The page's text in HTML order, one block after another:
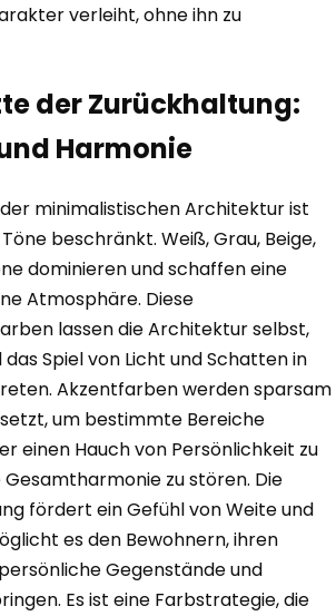
verleiht, ohne ihn zu
der Zurückhaltung:
Harmonie
minimalistischen Architektur ist
beschränkt. Weiß, Grau, Beige,
dominieren und schaffen eine
Atmosphäre. Diese
lassen die Architektur selbst,
Spiel von Licht und Schatten in
Akzentfarben werden sparsam
um bestimmte Bereiche
einen Hauch von Persönlichkeit zu
zu stören. Die
fördert ein Gefühl von Weite und
es den Bewohnern, ihren
Gegenstände und
Es ist eine Farbstrategie, die